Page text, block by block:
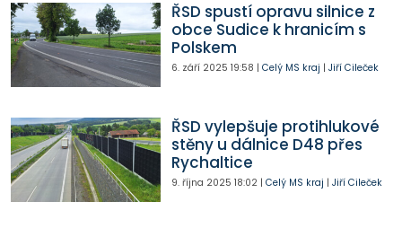
ŘSD spustí opravu silnice z
obce Sudice k hranicím s
Polskem
6. září 2025 19:58 | Celý MS kraj | Jiří Cileček
ŘSD vylepšuje protihlukové
stěny u dálnice D48 přes
Rychaltice
9. října 2025 18:02| Celý MS kraj | Jiří Cileček